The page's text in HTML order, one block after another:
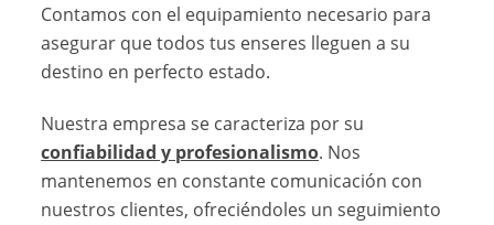
Contamos con el equipamiento necesario para
asegurar que todos tus enseres lleguen a su
destino en perfecto estado.
Nuestra empresa se caracteriza por su
confiabilidad y profesionalismo. Nos
mantenemos en constante comunicación con
nuestros clientes, ofreciéndoles un seguimiento